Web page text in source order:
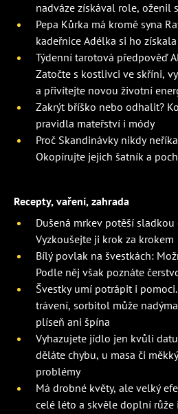
nadváze získával role, oženil
Pepa Kůrka má kromě syna
kadeřnice Adélka si ho
Týdenní tarotová předpověď
Zatočte s kostlivci ve skříni,
a přivítejte novou životní
Zakrýt bříško nebo odhalit?
pravidla mateřství i módy
Proč Skandinávky nikdy
Okopírujte jejich šatník a
Recepty, vaření, zahrada
Dušená mrkev potěší
Vyzkoušejte ji krok za krokem
Bílý povlak na švestkách:
Podle něj však poznáte
Švestky umí potrápit i
trávení, sorbitol může
plíseň ani špína
Vyhazujete jídlo jen kvůli
děláte chybu, u masa či
problémy
Má drobné květy, ale velký
celé léto a skvěle doplní růže